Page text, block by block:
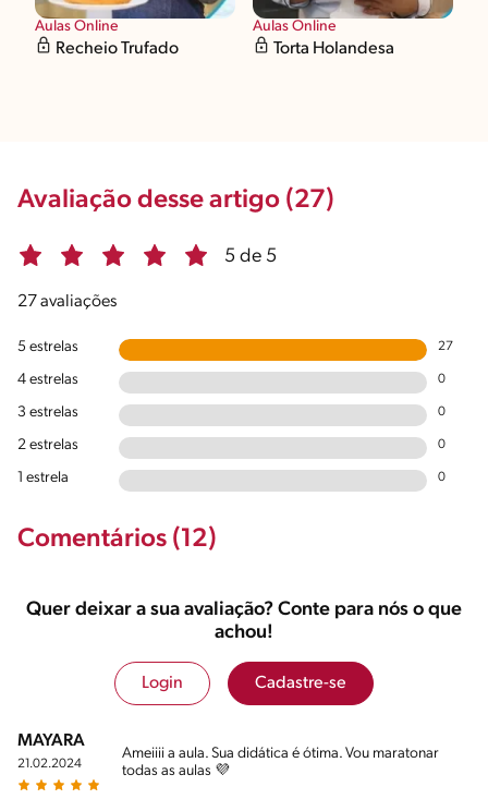
Aulas Online
Recheio Trufado
Aulas Online
Torta Holandesa
Avaliação desse artigo (27)
5 de 5
27 avaliações
5 estrelas 27
4 estrelas 0
3 estrelas 0
2 estrelas 0
1 estrela 0
Comentários (12)
Quer deixar a sua avaliação? Conte para nós o que
achou!
Login Cadastre-se
MAYARA
21.02.2024
Ameiiii a aula. Sua didática é ótima. Vou maratonar
todas as aulas 💜